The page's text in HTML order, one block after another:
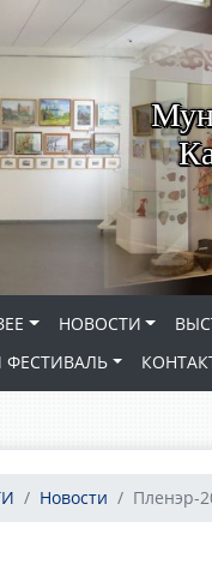
НОВОСТИ
Новости Пленэр-